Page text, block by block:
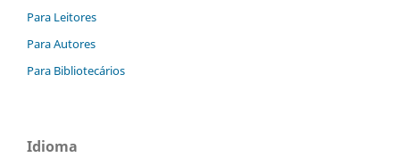
Para Leitores
Para Autores
Para Bibliotecários
Idioma